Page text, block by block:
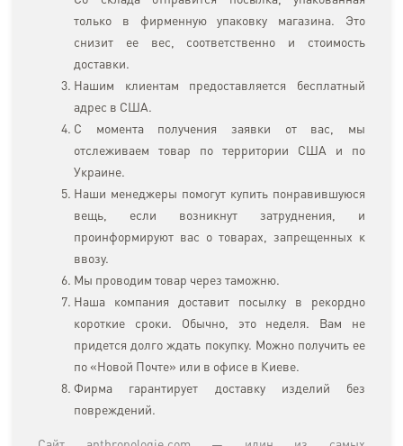
только в фирменную упаковку магазина. Это
снизит ее вес, соответственно и стоимость
доставки.
Нашим клиентам предоставляется бесплатный
адрес в США.
С момента получения заявки от вас, мы
отслеживаем товар по территории США и по
Украине.
Наши менеджеры помогут купить понравившуюся
вещь, если возникнут затруднения, и
проинформируют вас о товарах, запрещенных к
ввозу.
Мы проводим товар через таможню.
Наша компания доставит посылку в рекордно
короткие сроки. Обычно, это неделя. Вам не
придется долго ждать покупку. Можно получить ее
по «Новой Почте» или в офисе в Киеве.
Фирма гарантирует доставку изделий без
повреждений.